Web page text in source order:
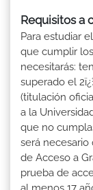
Requisitos a
Para estudiar
que cumplir
necesitarás:
superado el
(titulación
a la
que no
será necesario
de Acceso a
prueba de